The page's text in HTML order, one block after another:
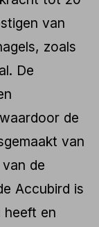
van
zoals
De
de
van
de
Accubird is
heeft en